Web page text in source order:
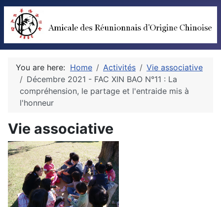
You are here: Home Activités
Vie associative
Décembre 2021 - FAC XIN BAO N°11 : La
compréhension, le partage et l'entraide mis à
l'honneur
Vie associative